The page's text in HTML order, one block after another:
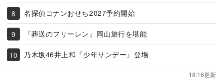
名探偵コナンおせち2027予約開始
『葬送のフリーレン』岡山旅行を堪能
乃木坂46井上和『少年サンデー』登場
18:16更新